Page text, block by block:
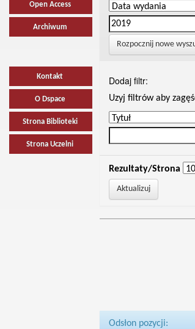
Open Access
Archiwum
Kontakt
O Dspace
Strona Biblioteki
Strona Uczelni
Rozpocznij nowe
Dodaj filtr:
Uzyj filtrów aby
Rezultaty/Strona
Odsłon pozycji: